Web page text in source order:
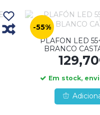
-55%
PLAFON LED
BRANCO
Em stock,